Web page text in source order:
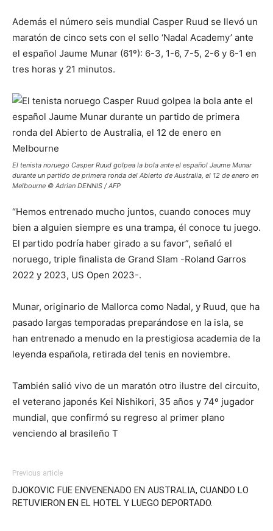
Además el número seis mundial Casper Ruud se llevó un
maratón de cinco sets con el sello ‘Nadal Academy’ ante
el español Jaume Munar (61º): 6-3, 1-6, 7-5, 2-6 y 6-1 en
tres horas y 21 minutos.
El tenista noruego Casper Ruud golpea la bola ante el español Jaume Munar
durante un partido de primera ronda del Abierto de Australia, el 12 de enero en
Melbourne © Adrian DENNIS / AFP
“Hemos entrenado mucho juntos, cuando conoces muy
bien a alguien siempre es una trampa, él conoce tu juego.
El partido podría haber girado a su favor”, señaló el
noruego, triple finalista de Grand Slam -Roland Garros
2022 y 2023, US Open 2023-.
Munar, originario de Mallorca como Nadal, y Ruud, que ha
pasado largas temporadas preparándose en la isla, se
han entrenado a menudo en la prestigiosa academia de la
leyenda española, retirada del tenis en noviembre.
También salió vivo de un maratón otro ilustre del circuito,
el veterano japonés Kei Nishikori, 35 años y 74º jugador
mundial, que confirmó su regreso al primer plano
venciendo al brasileño T
Previous article
DJOKOVIC FUE ENVENENADO EN AUSTRALIA, CUANDO LO
RETUVIERON EN EL HOTEL Y LUEGO DEPORTADO.